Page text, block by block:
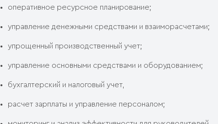
оперативное ресурсное планирование;
управление денежными средствами и взаиморасчетами;
упрощенный производственный учет;
управление основными средствами и оборудованием;
бухгалтерский и налоговый учет,
расчет зарплаты и управление персоналом;